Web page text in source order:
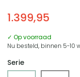
1.399,95
✓ Op voorraad
Nu besteld, binnen 5-10
Serie